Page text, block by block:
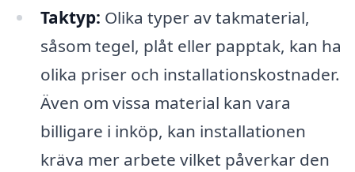
Taktyp: Olika typer av takmaterial,
såsom tegel, plåt eller papptak, kan ha
olika priser och installationskostnader.
Även om vissa material kan vara
billigare i inköp, kan installationen
kräva mer arbete vilket påverkar den